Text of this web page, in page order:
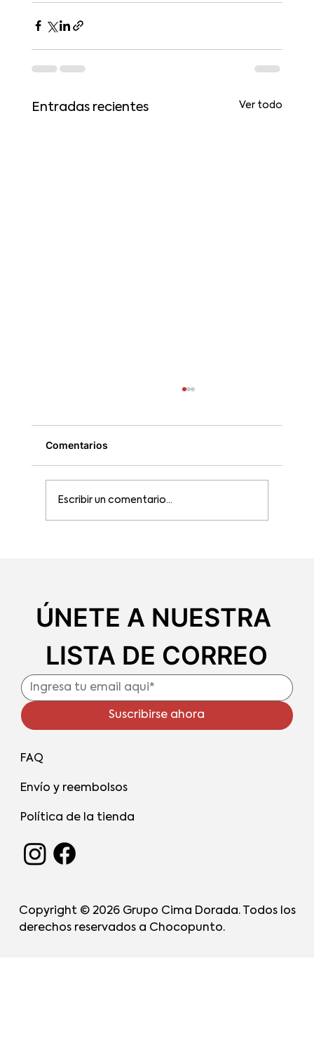
Entradas recientes Ver todo
Comentarios
Escribir un comentario...
ÚNETE A NUESTRA
LISTA DE CORREO
Suscribirse ahora
FAQ
Envío y reembolsos
Política de la tienda
Copyright © 2026 Grupo Cima Dorada. Todos los
derechos reservados a Chocopunto.